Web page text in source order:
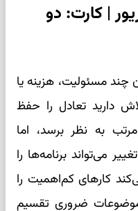
| کارت: دو
مسئولیت، هزینه یا
دارید تعادل را حفظ
به نظر برسد، اما
می‌تواند برنامه‌ها را
کارهای کم‌اهمیت را
ضروری تقسیم